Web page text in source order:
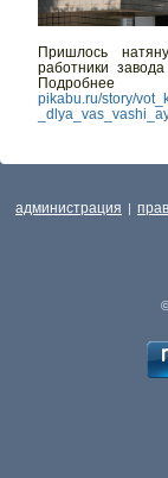
Пришлось
работники
pikabu.ru/story/
администрация |